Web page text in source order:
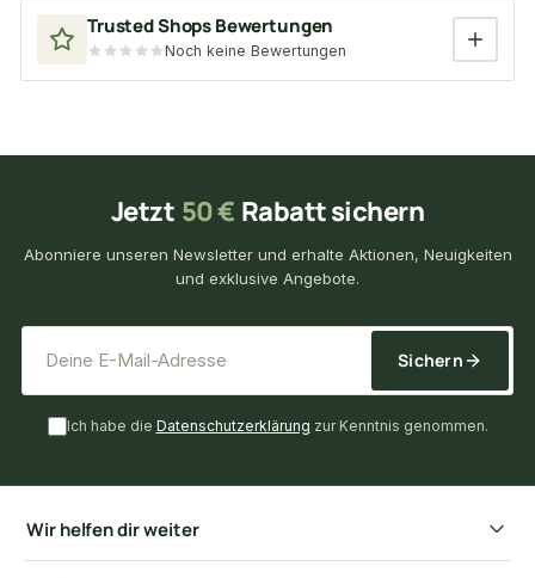
Trusted Shops Bewertungen
Noch keine Bewertungen
Jetzt 50 € Rabatt sichern
Abonniere unseren Newsletter und erhalte Aktionen, Neuigkeiten
und exklusive Angebote.
Sichern
Ich habe die Datenschutzerklärung zur Kenntnis genommen.
Wir helfen dir weiter